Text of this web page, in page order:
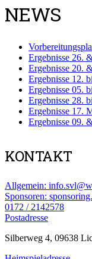
NEWS
Ergebnisse 26.
Ergebnisse 20.
Ergebnisse 12.
Ergebnisse 05.
Ergebnisse 28.
Ergebnisse 17.
Ergebnisse 09.
KONTAKT
Allgemein:
Sponsoren:
0172 / 2142578
Postadresse
Silberweg 4, 09638